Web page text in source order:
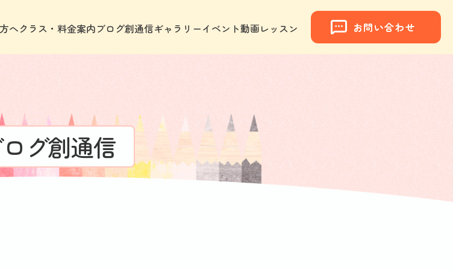
へクラス・料金案内ブログ創通信ギャラリーイベント動画レッスン お問い合わせ
ログ創通信